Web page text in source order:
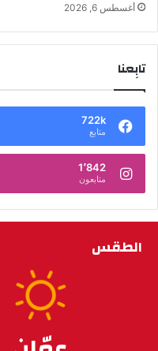
أغسطس 6, 2026
تابِعنا
722k
متابع
1٬842
متابعون
الطقس